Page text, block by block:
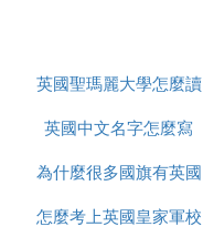
英國聖瑪麗大學怎麼讀
英國中文名字怎麼寫
為什麼很多國旗有英國
怎麼考上英國皇家軍校